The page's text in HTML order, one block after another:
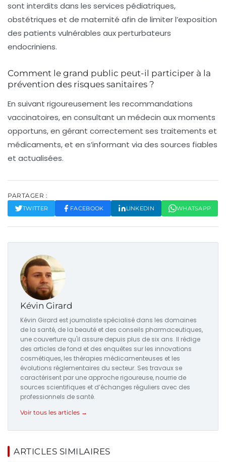
sont interdits dans les services pédiatriques,
obstétriques et de maternité afin de limiter l’exposition
des patients vulnérables aux perturbateurs
endocriniens.
Comment le grand public peut-il participer à la
prévention des risques sanitaires ?
En suivant rigoureusement les recommandations
vaccinatoires, en consultant un médecin aux moments
opportuns, en gérant correctement ses traitements et
médicaments, et en s’informant via des sources fiables
et actualisées.
PARTAGER :
TWITTER FACEBOOK LINKEDIN WHATSAPP
Kévin Girard
Kévin Girard est journaliste spécialisé dans les domaines
de la santé, de la beauté et des conseils pharmaceutiques,
une couverture qu'il assure depuis plus de six ans. Il rédige
des articles de fond et des enquêtes sur les innovations
cosmétiques, les thérapies médicamenteuses et les
évolutions réglementaires du secteur. Ses travaux se
caractérisent par une approche rigoureuse, nourrie de
sources scientifiques et d’échanges réguliers avec des
professionnels de santé.
Voir tous les articles →
ARTICLES SIMILAIRES